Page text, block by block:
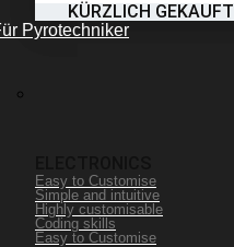
KÜRZLICH GEKAUFT
Pyrotechniker
Easy to Customise
Simple and intuitive
Highly customisable
Coding skills
Easy to Customise